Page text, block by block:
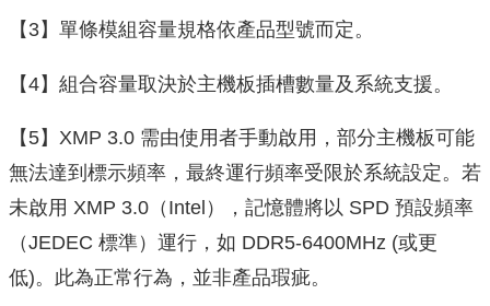
【3】單條模組容量規格依產品型號而定。
【4】組合容量取決於主機板插槽數量及系統支援。
【5】XMP 3.0 需由使用者手動啟用，部分主機板可能
無法達到標示頻率，最終運行頻率受限於系統設定。若
未啟用 XMP 3.0（Intel），記憶體將以 SPD 預設頻率
（JEDEC 標準）運行，如 DDR5-6400MHz (或更
低)。此為正常行為，並非產品瑕疵。